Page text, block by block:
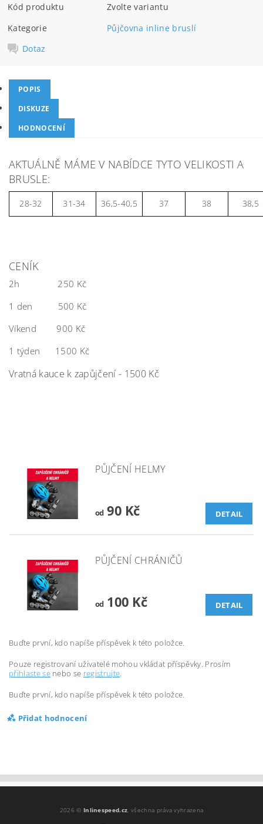
Kód produktu
Zvolte variantu
Kategorie
Půjčovna inline bruslí
Dotaz
POPIS
DISKUZE
HODNOCENÍ
AKTUÁLNĚ MÁME V NABÍDCE TYTO VELIKOSTI A
BRUSLE:
28-32 31-34 36,5-40,5 37 38 38,5
CENÍK
2h 250 Kč
1 den 500 Kč
Víkend 900 Kč
1 týden 1500 Kč
Vratná kauce k zapůjčení - 1500 Kč
PŮJČENÍ HELMY
od90 Kč DETAIL
PŮJČENÍ CHRÁNIČŮ
od100 Kč DETAIL
Buďte první, kdo napíše příspěvek k této položce.
Pouze registrovaní uživatelé mohou vkládat příspěvky. Prosím
přihlaste senebo se registrujte.
Buďte první, kdo napíše příspěvek k této položce.
Přidat hodnocení
2026 © Inlinespeed.cz, všechna práva vyhrazena